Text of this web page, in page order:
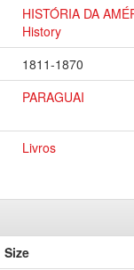
HISTÓRIA DA
History
1811-1870
PARAGUAI
Livros
Size